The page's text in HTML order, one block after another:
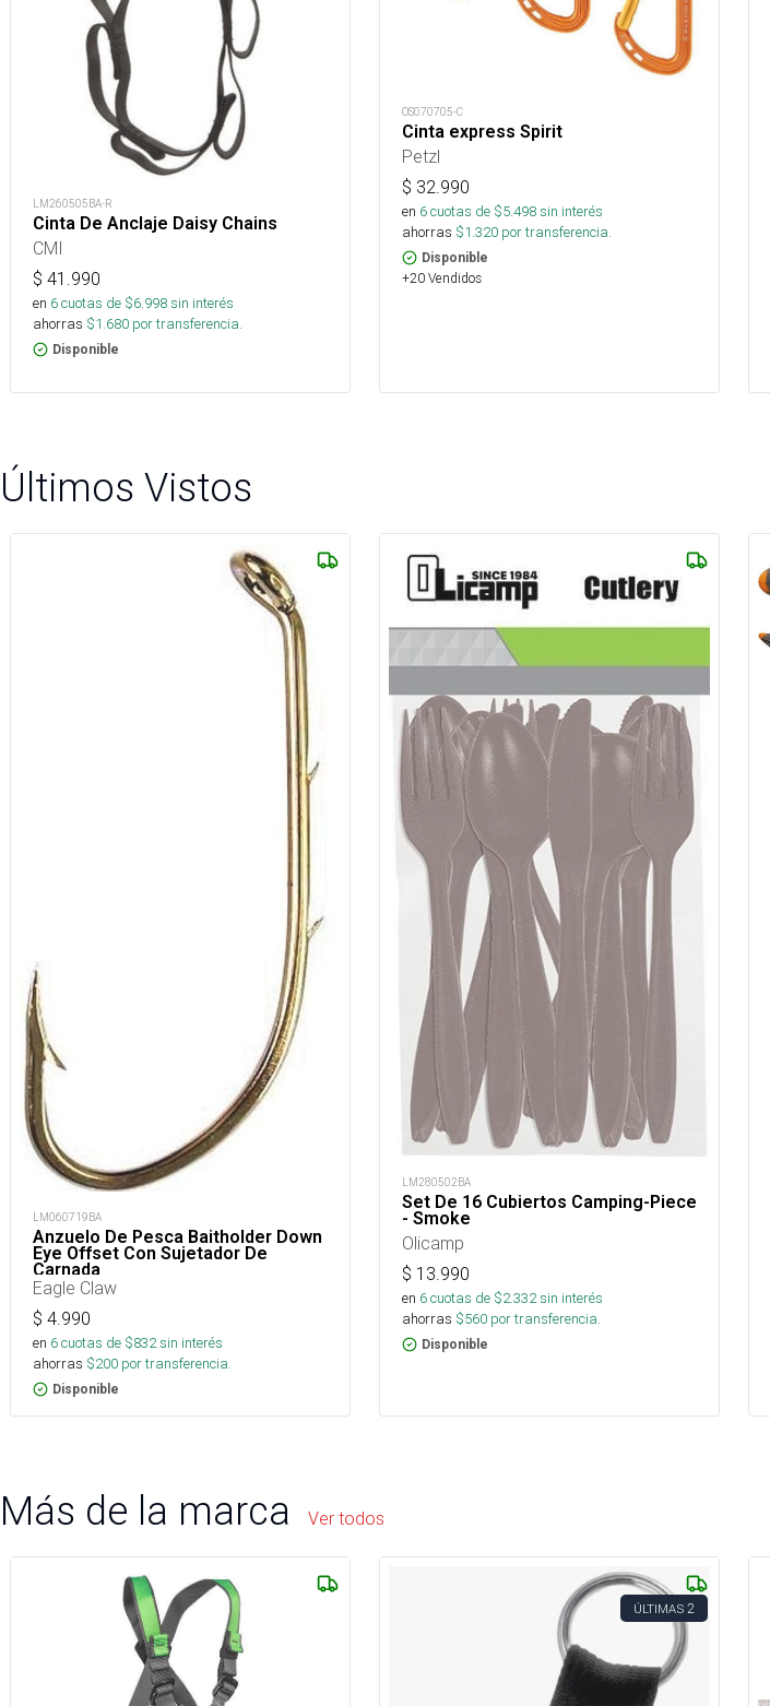
LM260505BA-R
Cinta De Anclaje Daisy Chains
CMI
$ 41.990
en 6cuotas de $6.998sin interés
ahorras $1.680 por transferencia.
Disponible
OS070705-C
Cinta express Spirit
Petzl
$ 32.990
en 6cuotas de $5.498sin interés
ahorras $1.320 por transferencia.
Disponible
+20 Vendidos
Últimos Vistos
LM060719BA
Anzuelo De Pesca Baitholder Down
Eye Offset Con Sujetador De
Carnada
Eagle Claw
$ 4.990
en 6cuotas de $832sin interés
ahorras $200 por transferencia.
Disponible
LM280502BA
Set De 16 Cubiertos Camping-Piece
- Smoke
Olicamp
$ 13.990
en 6cuotas de $2.332sin interés
ahorras $560 por transferencia.
Disponible
Más de la marca Ver todos
ÚLTIMAS 2